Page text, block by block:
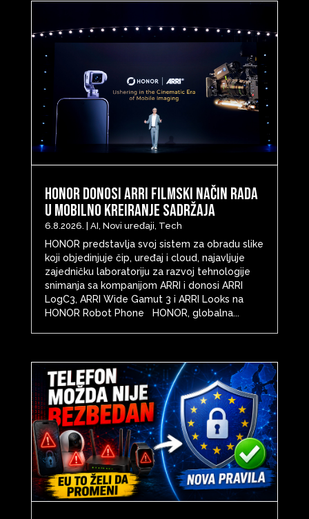
HONOR donosi ARRI filmski način rada
u mobilno kreiranje sadržaja
6.8.2026. AI, Novi uređaji, Tech
HONOR predstavlja svoj sistem za obradu slike
koji objedinjuje čip, uređaj i cloud, najavljuje
zajedničku laboratoriju za razvoj tehnologije
snimanja sa kompanijom ARRI i donosi ARRI
LogC3, ARRI Wide Gamut 3 i ARRI Looks na
HONOR Robot Phone HONOR, globalna...